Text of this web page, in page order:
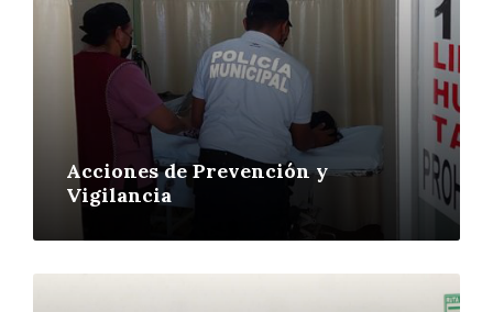
Acciones de Prevención y
Vigilancia